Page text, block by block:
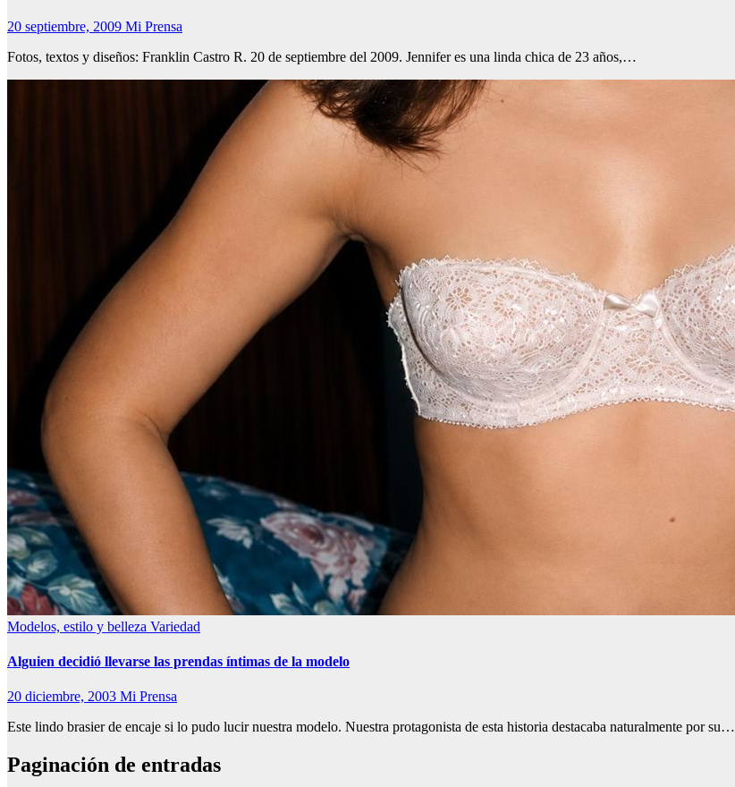
20 septiembre, 2009 Mi Prensa
Fotos, textos y diseños: Franklin Castro R. 20 de septiembre del 2009. Jennifer es una linda chica de 23 años,…
Modelos, estilo y belleza Variedad
Alguien decidió llevarse las prendas íntimas de la modelo
20 diciembre, 2003 Mi Prensa
Este lindo brasier de encaje si lo pudo lucir nuestra modelo. Nuestra protagonista de esta historia destacaba naturalmente por su…
Paginación de entradas